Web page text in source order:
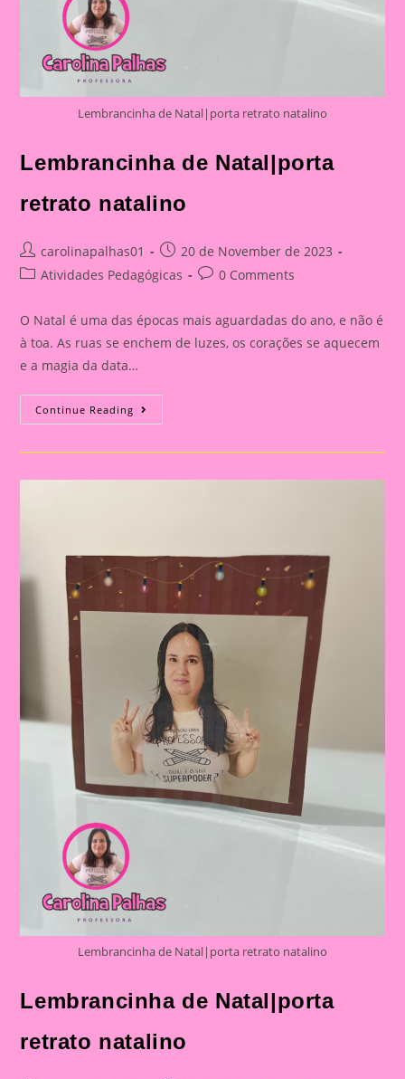
Lembrancinha de Natal|porta retrato natalino
Lembrancinha de Natal|porta
retrato natalino
Post
author:
carolinapalhas01
Post
published:
20 de November de 2023
PostAtividades Pedagógicas
Post0 Comments
O Natal é uma das épocas mais aguardadas do ano, e não é
à toa. As ruas se enchem de luzes, os corações se aquecem
e a magia da data…
Continue Reading Lembrancinha
De
Retrato
Lembrancinha de Natal|porta retrato natalino
Lembrancinha de Natal|porta
retrato natalino